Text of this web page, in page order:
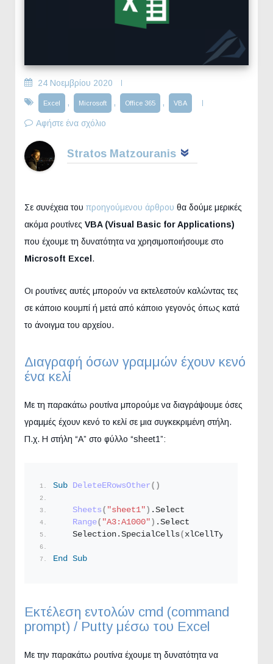
24 Νοεμβρίου 2020
Excel , Microsoft , Office 365 , VBA
Αφήστε ένα σχόλιο
Stratos Matzouranis
Σε συνέχεια του προηγούμενου άρθρου θα δούμε μερικές
ακόμα ρουτίνες VBA (Visual Basic for Applications)
που έχουμε τη δυνατότητα να χρησιμοποιήσουμε στο
Microsoft Excel .
Οι ρουτίνες αυτές μπορούν να εκτελεστούν καλώντας τες
σε κάποιο κουμπί ή μετά από κάποιο γεγονός όπως κατά
το άνοιγμα του αρχείου.
Διαγραφή όσων γραμμών έχουν κενό
ένα κελί
Με τη παρακάτω ρουτίνα μπορούμε να διαγράψουμε όσες
γραμμές έχουν κενό το κελί σε μια συγκεκριμένη στήλη.
Π.χ. Η στήλη “Α” στο φύλλο “sheet1”:
Sub DeleteERowsOther ()
Sheets ( "sheet1" ) . Select
Range( "A3:A1000" ) . Select
    Selection.
SpecialCells( xlCellTypeBlanks
End Sub
Εκτέλεση εντολών cmd (command
prompt) / Putty μέσω του Excel
Με την παρακάτω ρουτίνα έχουμε τη δυνατότητα να